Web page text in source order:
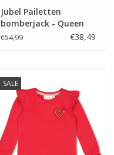
Jubel Pailetten
bomberjack - Queen
Of Hearts Bordeaux
€54,99 €38,49
SALE